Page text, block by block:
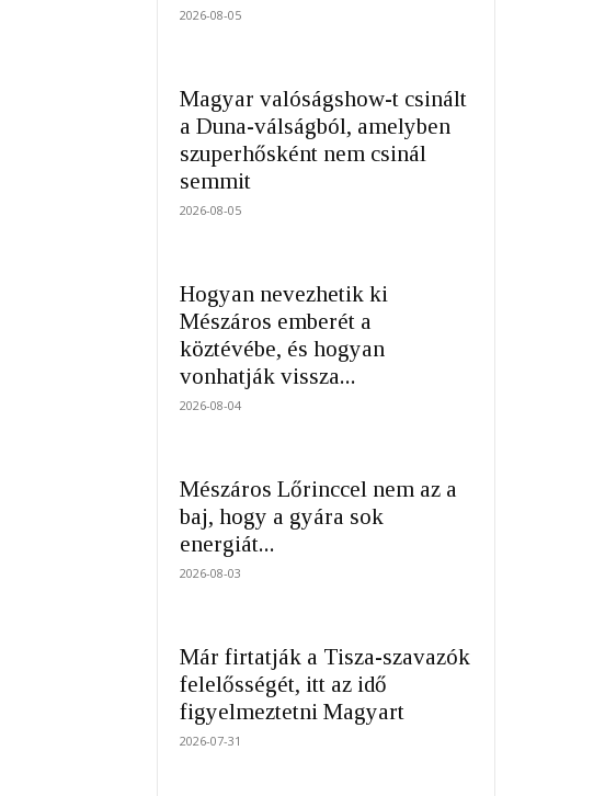
2026-08-05
Magyar valóságshow-t csinált
a Duna-válságból, amelyben
szuperhősként nem csinál
semmit
2026-08-05
Hogyan nevezhetik ki
Mészáros emberét a
köztévébe, és hogyan
vonhatják vissza...
2026-08-04
Mészáros Lőrinccel nem az a
baj, hogy a gyára sok
energiát...
2026-08-03
Már firtatják a Tisza-szavazók
felelősségét, itt az idő
figyelmeztetni Magyart
2026-07-31